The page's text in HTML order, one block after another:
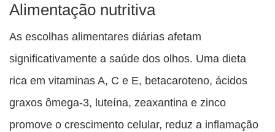
Alimentação nutritiva
As escolhas alimentares diárias afetam
significativamente a saúde dos olhos. Uma dieta
rica em vitaminas A, C e E, betacaroteno, ácidos
graxos ômega-3, luteína, zeaxantina e zinco
promove o crescimento celular, reduz a inflamação